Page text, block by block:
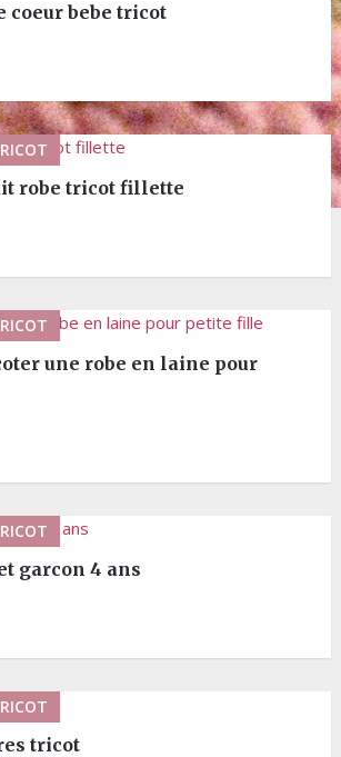
coeur bebe tricot
robe tricot fillette
une robe en laine pour
garcon 4 ans
tricot